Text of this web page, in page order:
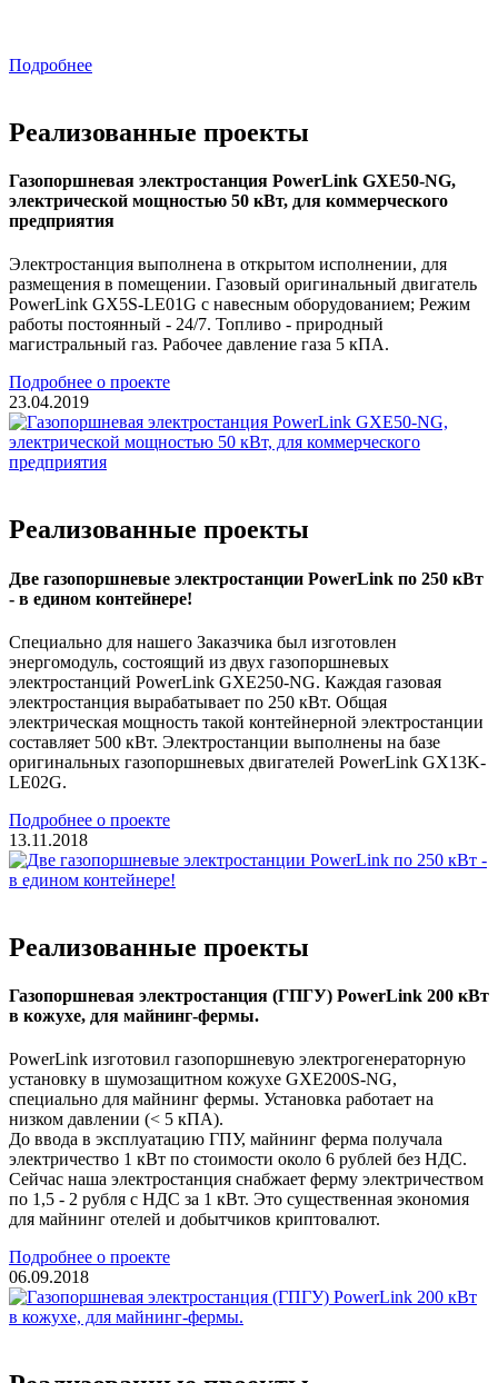
Подробнее
Реализованные проекты
Газопоршневая электростанция PowerLink GXE50-NG,
электрической мощностью 50 кВт, для коммерческого
предприятия
Электростанция выполнена в открытом исполнении, для
размещения в помещении. Газовый оригинальный двигатель
PowerLink GX5S-LE01G с навесным оборудованием; Режим
работы постоянный - 24/7. Топливо - природный
магистральный газ. Рабочее давление газа 5 кПА.
Подробнее о проекте
23.04.2019
Реализованные проекты
Две газопоршневые электростанции PowerLink по 250 кВт
- в едином контейнере!
Специально для нашего Заказчика был изготовлен
энергомодуль, состоящий из двух газопоршневых
электростанций PowerLink GXE250-NG. Каждая газовая
электростанция вырабатывает по 250 кВт. Общая
электрическая мощность такой контейнерной электростанции
составляет 500 кВт. Электростанции выполнены на базе
оригинальных газопоршневых двигателей PowerLink GX13K-
LE02G.
Подробнее о проекте
13.11.2018
Реализованные проекты
Газопоршневая электростанция (ГПГУ) PowerLink 200 кВт
в кожухе, для майнинг-фермы.
PowerLink изготовил газопоршневую электрогенераторную
установку в шумозащитном кожухе GXE200S-NG,
специально для майнинг фермы. Установка работает на
низком давлении (< 5 кПА).
До ввода в эксплуатацию ГПУ, майнинг ферма получала
электричество 1 кВт по стоимости около 6 рублей без НДС.
Сейчас наша электростанция снабжает ферму электричеством
по 1,5 - 2 рубля с НДС за 1 кВт. Это существенная экономия
для майнинг отелей и добытчиков криптовалют.
Подробнее о проекте
06.09.2018